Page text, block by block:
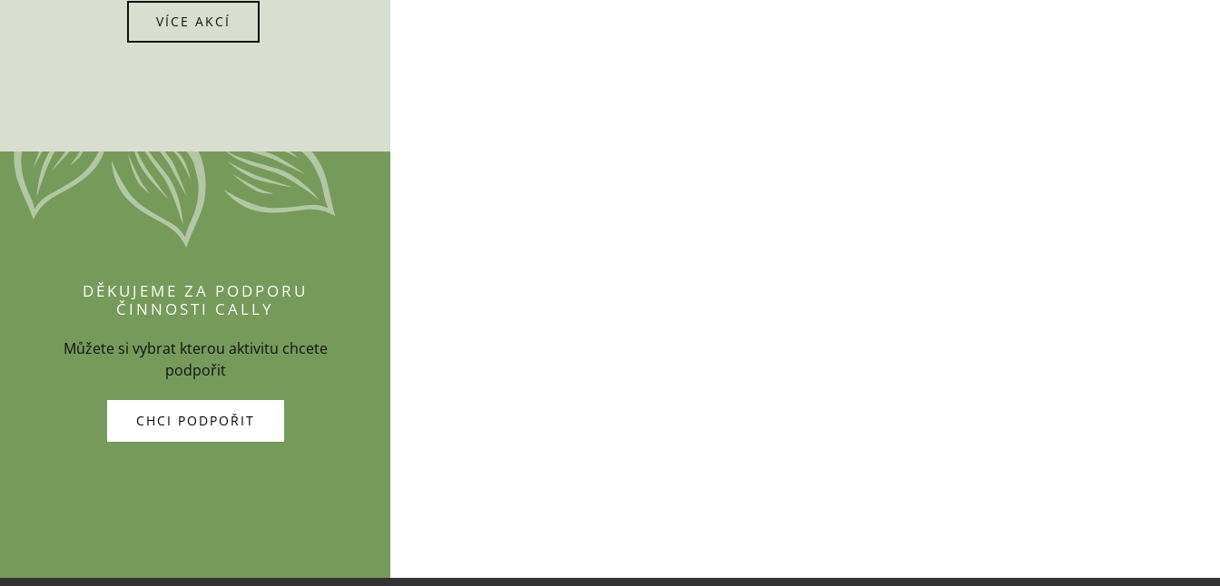
VÍCE AKCÍ
DĚKUJEME ZA PODPORU
ČINNOSTI CALLY
Můžete si vybrat kterou aktivitu chcete
podpořit
CHCI PODPOŘIT